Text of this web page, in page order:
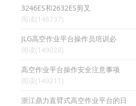
3246ES和2632ES剪叉
阅读(148737)
JLG高空作业平台操作员培训必
阅读(149028)
高空作业平台操作安全注意事项
阅读(149211)
浙江鼎力直臂式高空作业平台的日